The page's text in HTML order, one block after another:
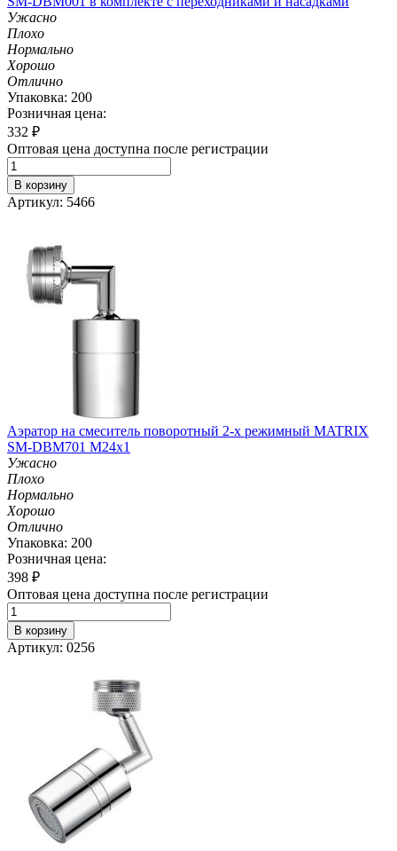
Ужасно
Плохо
Нормально
Хорошо
Отлично
Упаковка: 200
Розничная цена:
332 ₽
Оптовая цена доступна после регистрации
В корзину
Артикул: 5466
Аэратор на смеситель поворотный 2-х режимный MATRIX
SM-DBM701 M24х1
Ужасно
Плохо
Нормально
Хорошо
Отлично
Упаковка: 200
Розничная цена:
398 ₽
Оптовая цена доступна после регистрации
В корзину
Артикул: 0256